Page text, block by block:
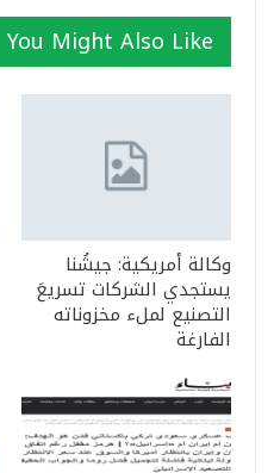
You Might Also Like
وكالة أمريكية: جيشُنا
يستجدي الشركات تسريعَ
التصنيع لملء مخزوناته
الفارغة